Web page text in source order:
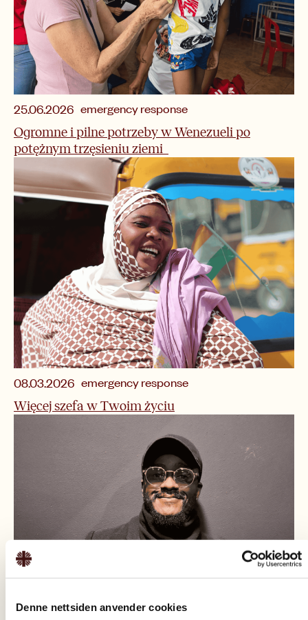
Denne nettsiden anvender cookies
25.06.2026 emergency response
Ogromne i pilne potrzeby w Wenezueli po
potężnym trzęsieniu ziemi
08.03.2026 emergency response
Więcej szefa w Twoim życiu